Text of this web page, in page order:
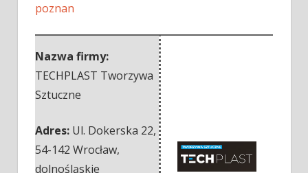
poznan
Nazwa firmy:
TECHPLAST Tworzywa
Sztuczne
Adres: Ul. Dokerska 22,
54-142 Wrocław,
dolnośląskie